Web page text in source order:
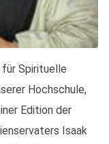
Spirituelle
Hochschule,
Edition der
Isaak